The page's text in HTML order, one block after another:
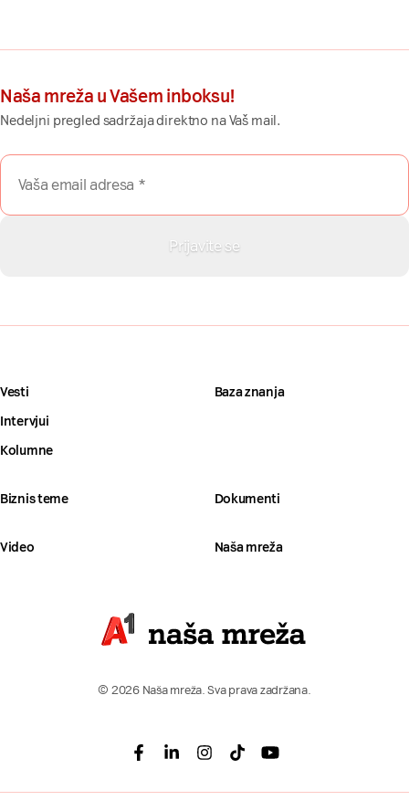
Naša mreža u Vašem inboksu!
Nedeljni pregled sadržaja direktno na Vaš mail.
Vesti
Intervjui
Kolumne
Baza znanja
Biznis teme Dokumenti
Video Naša mreža
© 2026 Naša mreža. Sva prava zadržana.
Facebook
LinkedinInstagram
TiktokYoutube